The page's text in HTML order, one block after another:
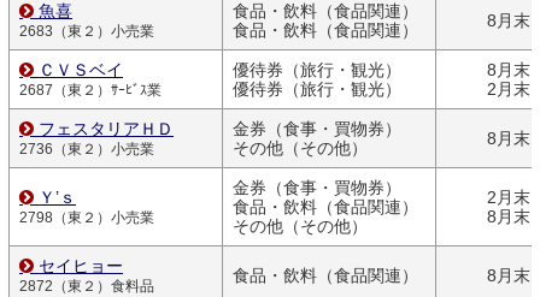
魚喜
2683（東２）小売業
食品・飲料（食品関連）
食品・飲料（食品関連）
8月末
ＣＶＳベイ
2687（東２）ｻｰﾋﾞｽ業
優待券（旅行・観光）
優待券（旅行・観光）
8月末
2月末
フェスタリアＨＤ
2736（東２）小売業
金券（食事・買物券）
その他（その他）
8月末
Ｙ’ｓ
2798（東２）小売業
金券（食事・買物券）
食品・飲料（食品関連）
その他（その他）
2月末
8月末
セイヒョー
2872（東２）食料品
食品・飲料（食品関連） 8月末